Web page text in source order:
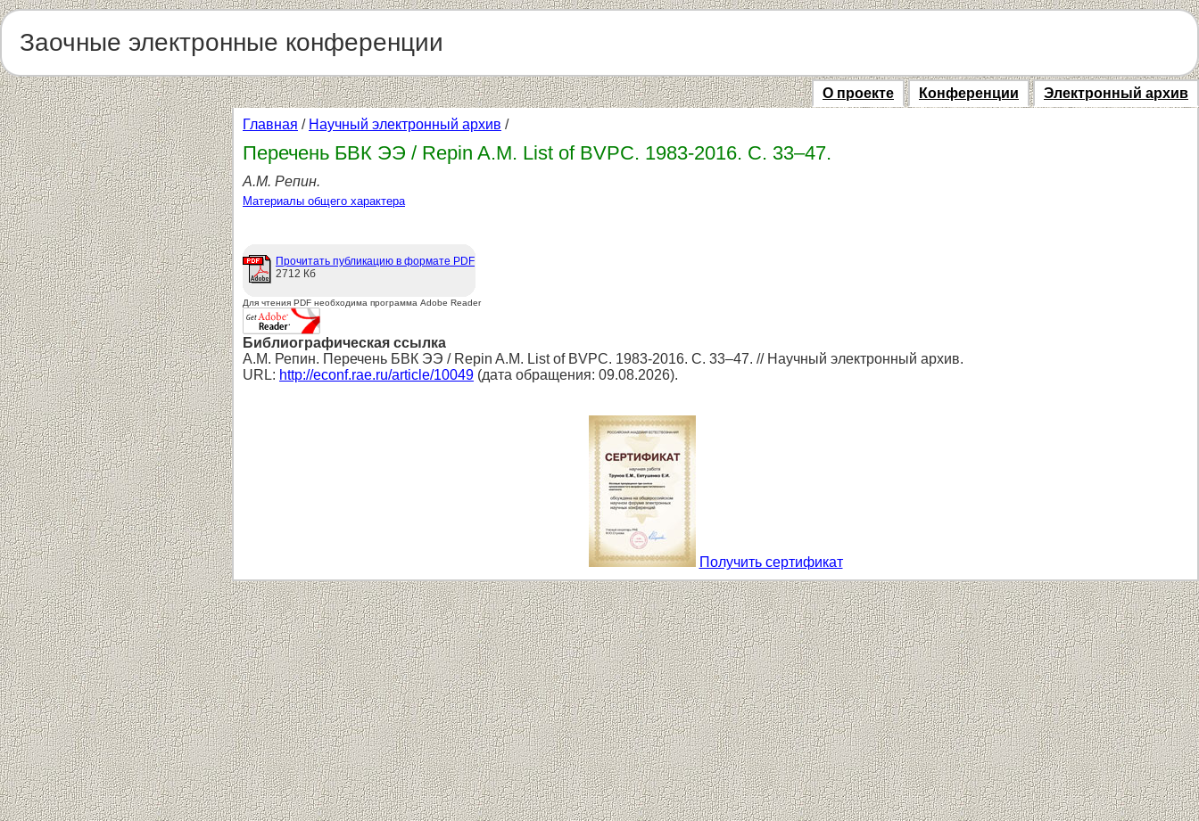
Заочные электронные конференции
О проекте Конференции Электронный архив
Главная / Научный электронный архив /
Перечень БВК ЭЭ / Repin A.M. List of BVPC. 1983-2016. С. 33–47.
А.М. Репин.
Материалы общего характера
Прочитать публикацию в формате PDF
2712 Кб
Для чтения PDF необходима программа Adobe Reader
Библиографическая ссылка
А.М. Репин. Перечень БВК ЭЭ / Repin A.M. List of BVPC. 1983-2016. С. 33–47. // Научный электронный архив.
URL: http://econf.rae.ru/article/10049 (дата обращения: 09.08.2026).
Получить сертификат